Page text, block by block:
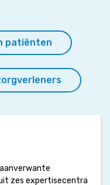
patiënten
zes expertisecentra